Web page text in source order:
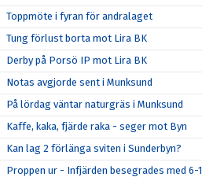
Toppmöte i fyran för andralaget
Tung förlust borta mot Lira BK
Derby på Porsö IP mot Lira BK
Notas avgjorde sent i Munksund
På lördag väntar naturgräs i Munksund
Kaffe, kaka, fjärde raka - seger mot Byn
Kan lag 2 förlänga sviten i Sunderbyn?
Proppen ur - Infjärden besegrades med 6-1